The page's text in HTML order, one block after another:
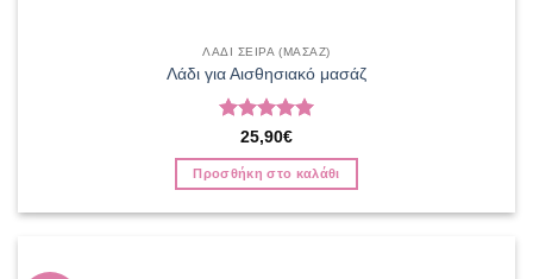
ΛΑΔΙ ΣΕΙΡΑ (ΜΑΣΑΖ)
Λάδι για Αισθησιακό μασάζ
Βαθμολογήθηκε
με5από 5
25,90€
Προσθήκη στο καλάθι